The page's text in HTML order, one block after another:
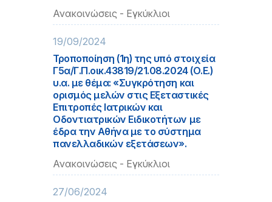
Ανακοινώσεις - Εγκύκλιοι
19/09/2024
Τροποποίηση (1η) της υπό στοιχεία
Γ5α/Γ.Π.οικ.43819/21.08.2024 (Ο.Ε.)
υ.α. με θέμα: «Συγκρότηση και
ορισμός μελών στις Εξεταστικές
Επιτροπές Ιατρικών και
Οδοντιατρικών Ειδικοτήτων με
έδρα την Αθήνα με το σύστημα
πανελλαδικών εξετάσεων».
Ανακοινώσεις - Εγκύκλιοι
27/06/2024